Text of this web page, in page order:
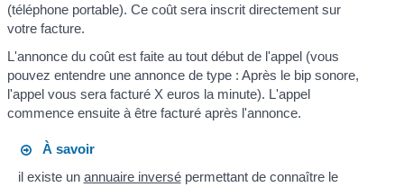
(téléphone portable). Ce coût sera inscrit directement sur
votre facture.
L'annonce du coût est faite au tout début de l'appel (vous
pouvez entendre une annonce de type : Après le bip sonore,
l'appel vous sera facturé X euros la minute). L'appel
commence ensuite à être facturé après l'annonce.
À savoir
il existe un annuaire inversépermettant de connaître le